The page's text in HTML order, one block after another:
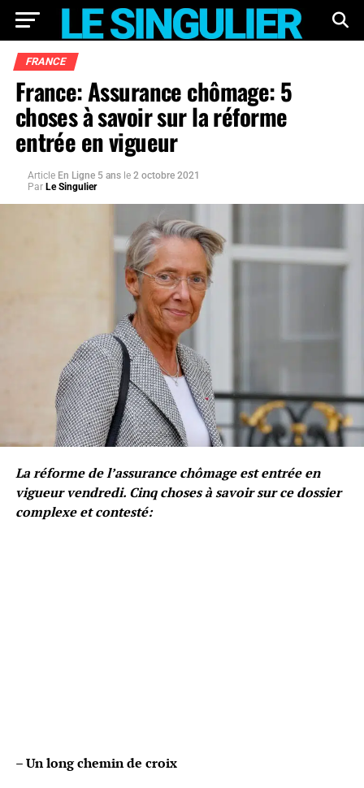
FRANCE
France: Assurance chômage: 5
choses à savoir sur la réforme
entrée en vigueur
Article En Ligne 5 ans le 2 octobre 2021
Par Le Singulier
La réforme de l’assurance chômage est entrée en
vigueur vendredi. Cinq choses à savoir sur ce dossier
complexe et contesté:
– Un long chemin de croix